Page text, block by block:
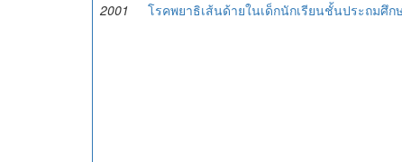
2001
โรคพยาธิเส้นด้ายในเด็กนักเรียนชั้นประถมศึ